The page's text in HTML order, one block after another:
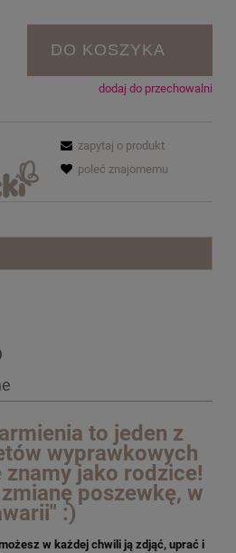
DO KOSZYKA
dodaj do przechowalni
zapytaj o produkt
poleć znajomemu
kosztów płatności
to jeden z
wyprawkowych
jako rodzice!
poszewkę, w
:)
w każdej chwili ją zdjąć, uprać i